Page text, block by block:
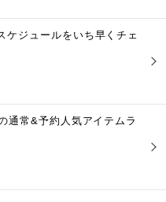
ケジュールをいち早くチェ
通常&予約人気アイテムラ